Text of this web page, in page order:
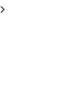
keyboard_arrow_right